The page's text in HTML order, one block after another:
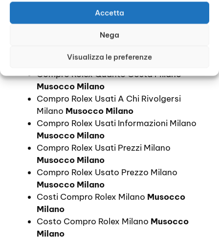
Accetta
Nega
Visualizza le preferenze
Musocco Milano
Compro Rolex Prezzi MilanoMusocco
Compro Rolex Quanto Costa Milano
Musocco Milano
Compro Rolex Usati A Chi Rivolgersi
Milano Musocco Milano
Compro Rolex Usati Informazioni Milano
Musocco Milano
Compro Rolex Usati Prezzi Milano
Musocco Milano
Compro Rolex Usato Prezzo Milano
Musocco Milano
Costi Compro Rolex Milano Musocco
Milano
Costo Compro Rolex Milano Musocco
Milano